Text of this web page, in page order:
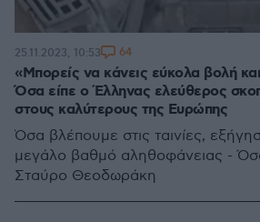
«Μπορείς να κάνεις εύκολα βολή
Όσα είπε ο Έλληνας ελεύθερος
στους καλύτερους της Ευρώπης
Όσα βλέπουμε στις ταινίες,
μεγάλο βαθμό αληθοφάνειας -
Σταύρο Θεοδωράκη
25.11.2023, 10:53 64